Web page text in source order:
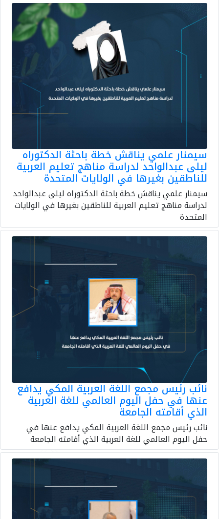
سيمنار علمي يناقش خطة باحثة الدكتوراه
ليلى عبدالواحد لدراسة مناهج تعليم العربية
للناطقين بغيرها في الولايات المتحدة
سيمنار علمي يناقش خطة باحثة الدكتوراه ليلى عبدالواحد
لدراسة مناهج تعليم العربية للناطقين بغيرها في الولايات
المتحدة
نائب رئيس مجمع اللغة العربية المكي يدافع
عنها في حفل اليوم العالمي للغة العربية
الذي أقامته الجامعة
نائب رئيس مجمع اللغة العربية المكي يدافع عنها في
حفل اليوم العالمي للغة العربية الذي أقامته الجامعة